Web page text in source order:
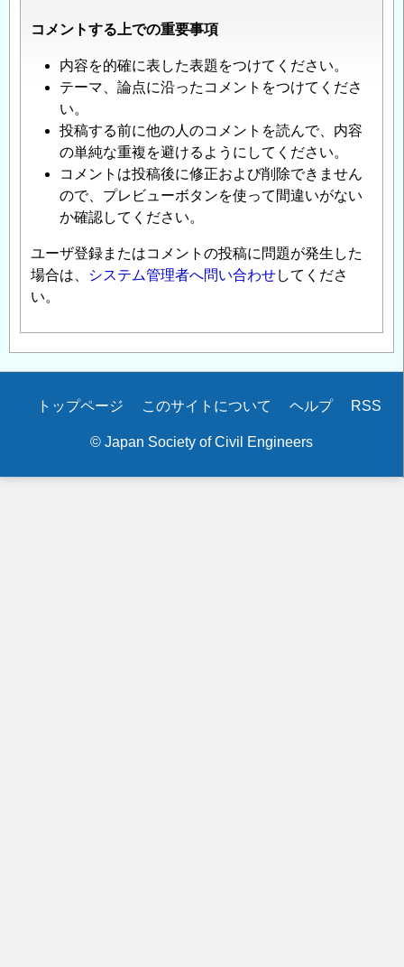
コメントする上での重要事項
内容を的確に表した表題をつけてください。
テーマ、論点に沿ったコメントをつけてくださ
い。
投稿する前に他の人のコメントを読んで、内容
の単純な重複を避けるようにしてください。
コメントは投稿後に修正および削除できません
ので、プレビューボタンを使って間違いがない
か確認してください。
ユーザ登録またはコメントの投稿に問題が発生した
場合は、
システム管理者へ問い合わせしてくださ
い。
Secondary
トップページ このサイトについて ヘルプ RSS
© Japan Society of Civil Engineers